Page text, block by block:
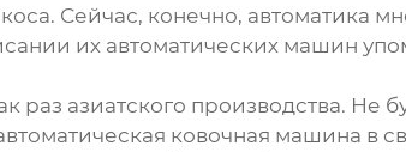
Сейчас, конечно, автоматика
их автоматических машин
азиатского производства. Не
ковочная машина в